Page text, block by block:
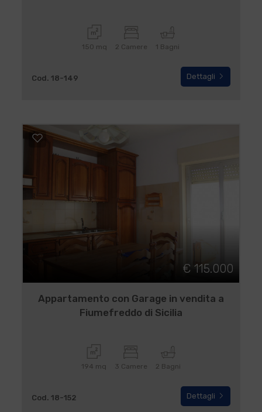
150 mq 2 Camere 1 Bagni
Cod. 18-149 Dettagli
€ 115.000
Appartamento con Garage in vendita a
Fiumefreddo di Sicilia
194 mq 3 Camere 2 Bagni
Cod. 18-152 Dettagli